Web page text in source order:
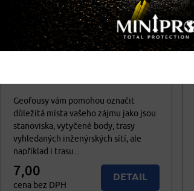
Geofousy vám pomohou označit
důležitá místa vašeho zájmu jako jsou
stanoviska, vytyčené body, trasy
vyhledaných inženýrských sítí, ale
například i trasu...
7,00
cena bez DPH
DETAIL